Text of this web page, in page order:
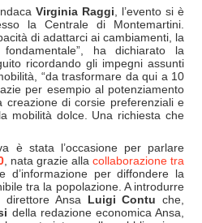
Virginia Raggi, l’evento si è
la Centrale di Montemartini.
di adattarci ai cambiamenti, la
ha dichiarato la
ricordando gli impegni assunti
“da trasformare da qui a 10
per esempio al potenziamento
creazione di corsie preferenziali e
mobilità dolce. Una richiesta che
è stata l’occasione per parlare
, nata grazie alla collaborazione tra
d’informazione per diffondere la
tra la popolazione. A introdurre
Ansa Luigi Contu che,
della redazione economica Ansa,